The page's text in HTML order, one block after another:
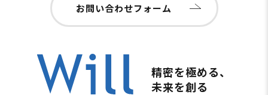
精密を極める、
未来を創る
お問い合わせフォーム